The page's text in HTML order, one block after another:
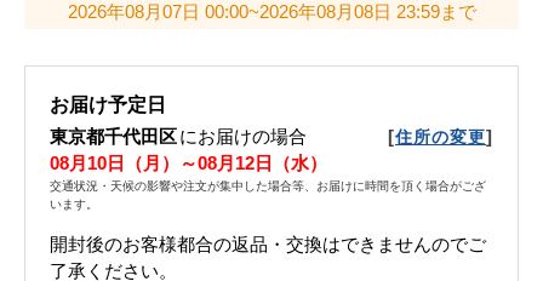
2026年08月07日 00:00~2026年08月08日 23:59まで
お届け予定日
東京都千代田区にお届けの場合 [住所の変更]
08月10日（月）～08月12日（水）
交通状況・天候の影響や注文が集中した場合等、お届けに時間を頂く場合がござ
います。
開封後のお客様都合の返品・交換はできませんのでご
了承ください。